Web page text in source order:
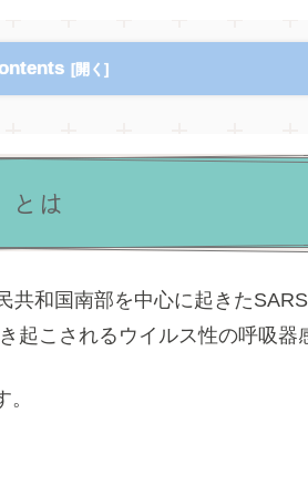
とは
和国南部を中心に起きた
起こされるウイルス性の呼吸器